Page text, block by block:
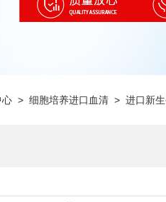
心 > 细胞培养进口血清 > 进口新